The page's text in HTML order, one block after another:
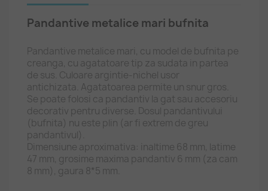
Pandantive metalice mari bufnita
Pandantive metalice mari, cu model de bufnita pe
creanga, cu agatatoare tip za sudata in partea
de sus. Culoare argintie-nichel usor
antichizata. Agatatoarea permite un snur gros.
Se poate folosi ca pandantiv la gat sau accesoriu
decorativ pentru diverse. Dosul pandantivului
(bufnita) nu este plin (ar fi extrem de greu
pandantivul).
Dimensiune aproximativa: inaltime 68 mm, latime
47 mm, grosime maxima pandantiv 6 mm (za cam
8 mm), gaura 8*5 mm.